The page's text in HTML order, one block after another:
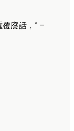
廢話，” –